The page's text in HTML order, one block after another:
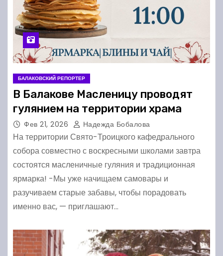
БАЛАКОВСКИЙ РЕПОРТЕР
В Балакове Масленицу проводят
гулянием на территории храма
Фев 21, 2026 Надежда Бобалова
На территории Свято-Троицкого кафедрального
собора совместно с воскресными школами завтра
состоятся масленичные гуляния и традиционная
ярмарка! -Мы уже начищаем самовары и
разучиваем старые забавы, чтобы порадовать
именно вас, — приглашают…